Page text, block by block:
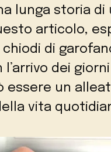
lunga storia
articolo,
chiodi di
dei
essere un
vita